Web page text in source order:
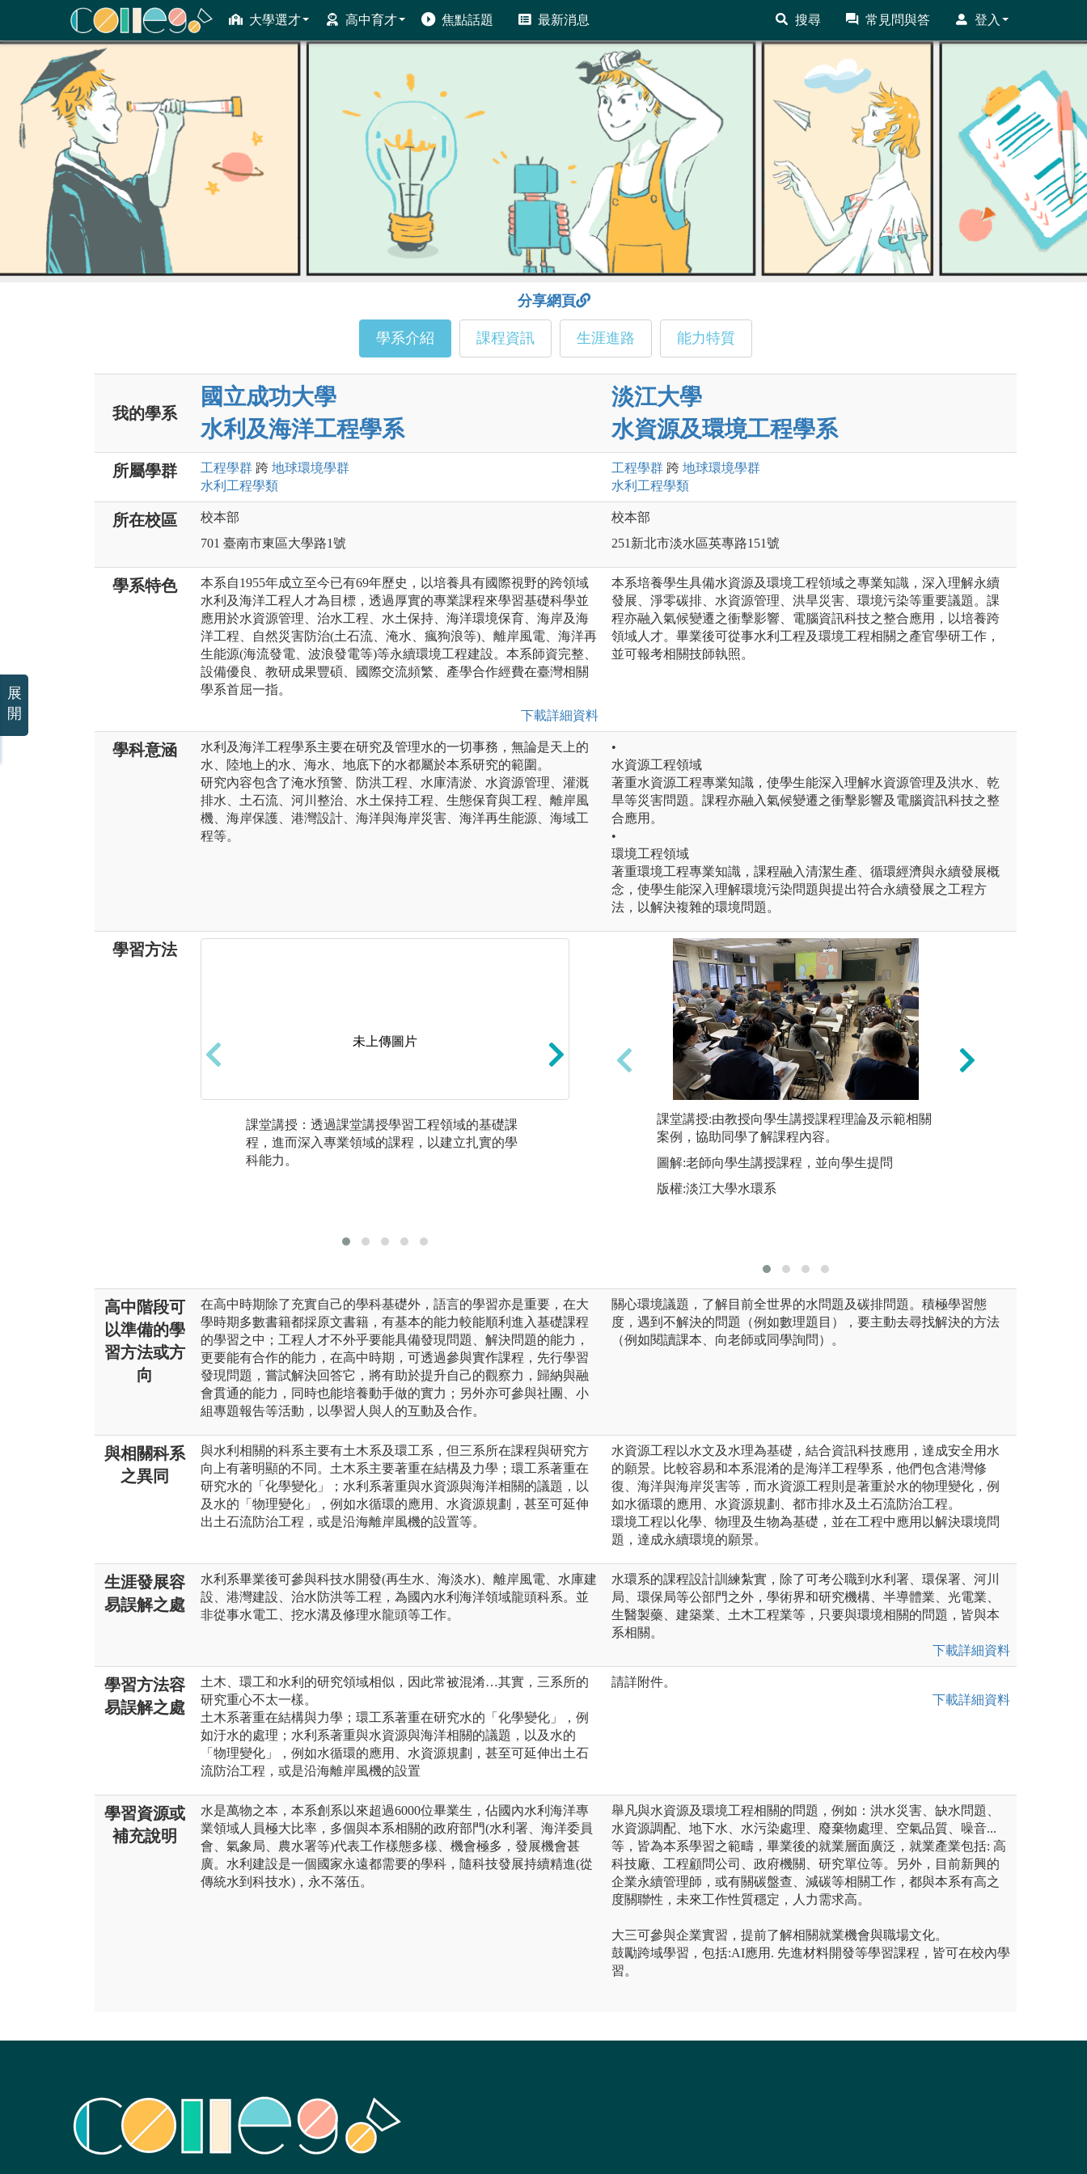
大學選才 高中育才 焦點話題 最新消息 搜尋 常見問與答 登入
ColleGo! 大學選才與高中育才輔助系統
分享網頁
學系介紹 課程資訊 生涯進路 能力特質
我的學系
國立成功大學
水利及海洋工程學系
淡江大學
水資源及環境工程學系
所屬學群 工程學群 跨 地球環境學群
水利工程學類
工程學群 跨 地球環境學群
水利工程學類
所在校區
校本部
701 臺南市東區大學路1號
校本部
251新北市淡水區英專路151號
學系特色
本系自1955年成立至今已有69年歷史，以培養具有國際視野的跨領域
水利及海洋工程人才為目標，透過厚實的專業課程來學習基礎科學並
應用於水資源管理、治水工程、水土保持、海洋環境保育、海岸及海
洋工程、自然災害防治(土石流、淹水、瘋狗浪等)、離岸風電、海洋再
生能源(海流發電、波浪發電等)等永續環境工程建設。本系師資完整、
設備優良、教研成果豐碩、國際交流頻繁、產學合作經費在臺灣相關
學系首屈一指。
下載詳細資料
本系培養學生具備水資源及環境工程領域之專業知識，深入理解永續
發展、淨零碳排、水資源管理、洪旱災害、環境污染等重要議題。課
程亦融入氣候變遷之衝擊影響、電腦資訊科技之整合應用，以培養跨
領域人才。畢業後可從事水利工程及環境工程相關之產官學研工作，
並可報考相關技師執照。
學科意涵
水利及海洋工程學系主要在研究及管理水的一切事務，無論是天上的
水、陸地上的水、海水、地底下的水都屬於本系研究的範圍。
研究內容包含了淹水預警、防洪工程、水庫清淤、水資源管理、灌溉
排水、土石流、河川整治、水土保持工程、生態保育與工程、離岸風
機、海岸保護、港灣設計、海洋與海岸災害、海洋再生能源、海域工
程等。
•
水資源工程領域
著重水資源工程專業知識，使學生能深入理解水資源管理及洪水、乾
旱等災害問題。課程亦融入氣候變遷之衝擊影響及電腦資訊科技之整
合應用。
•
環境工程領域
著重環境工程專業知識，課程融入清潔生產、循環經濟與永續發展概
念，使學生能深入理解環境污染問題與提出符合永續發展之工程方
法，以解決複雜的環境問題。
學習方法
未上傳圖片
課堂講授：透過課堂講授學習工程領域的基礎課
程，進而深入專業領域的課程，以建立扎實的學
科能力。
未上傳圖片
專題實作：學生尋找與自己興趣相符的議題(如河
川整治、生態保育、離岸風電、海洋再生能源
等)，與教授進行探討，並完成專題報告。透過探
力，瞭解研究流程，研究態度及研究方法，培養
課堂講授:由教授向學生講授課程理論及示範相關
案例，協助同學了解課程內容。
圖解:老師向學生講授課程，並向學生提問
版權:淡江大學水環系
高中階段可
以準備的學
習方法或方
向
在高中時期除了充實自己的學科基礎外，語言的學習亦是重要，在大
學時期多數書籍都採原文書籍，有基本的能力較能順利進入基礎課程
的學習之中；工程人才不外乎要能具備發現問題、解決問題的能力，
更要能有合作的能力，在高中時期，可透過參與實作課程，先行學習
發現問題，嘗試解決回答它，將有助於提升自己的觀察力，歸納與融
會貫通的能力，同時也能培養動手做的實力；另外亦可參與社團、小
組專題報告等活動，以學習人與人的互動及合作。
關心環境議題，了解目前全世界的水問題及碳排問題。積極學習態
度，遇到不解決的問題（例如數理題目），要主動去尋找解決的方法
（例如閱讀課本、向老師或同學詢問）。
與相關科系
之異同
與水利相關的科系主要有土木系及環工系，但三系所在課程與研究方
向上有著明顯的不同。土木系主要著重在結構及力學；環工系著重在
研究水的「化學變化」；水利系著重與水資源與海洋相關的議題，以
及水的「物理變化」，例如水循環的應用、水資源規劃，甚至可延伸
出土石流防治工程，或是沿海離岸風機的設置等。
水資源工程以水文及水理為基礎，結合資訊科技應用，達成安全用水
的願景。比較容易和本系混淆的是海洋工程學系，他們包含港灣修
復、海洋與海岸災害等，而水資源工程則是著重於水的物理變化，例
如水循環的應用、水資源規劃、都市排水及土石流防治工程。
環境工程以化學、物理及生物為基礎，並在工程中應用以解決環境問
題，達成永續環境的願景。
生涯發展容
易誤解之處
水利系畢業後可參與科技水開發(再生水、海淡水)、離岸風電、水庫建
設、港灣建設、治水防洪等工程，為國內水利海洋領域龍頭科系。並
非從事水電工、挖水溝及修理水龍頭等工作。
水環系的課程設計訓練紮實，除了可考公職到水利署、環保署、河川
局、環保局等公部門之外，學術界和研究機構、半導體業、光電業、
生醫製藥、建築業、土木工程業等，只要與環境相關的問題，皆與本
系相關。
下載詳細資料
學習方法容
易誤解之處
土木、環工和水利的研究領域相似，因此常被混淆…其實，三系所的
研究重心不太一樣。
土木系著重在結構與力學；環工系著重在研究水的「化學變化」，例
如汙水的處理；水利系著重與水資源與海洋相關的議題，以及水的
「物理變化」，例如水循環的應用、水資源規劃，甚至可延伸出土石
流防治工程，或是沿海離岸風機的設置
請詳附件。
下載詳細資料
學習資源或
補充說明
水是萬物之本，本系創系以來超過6000位畢業生，佔國內水利海洋專
業領域人員極大比率，多個與本系相關的政府部門(水利署、海洋委員
會、氣象局、農水署等)代表工作樣態多樣、機會極多，發展機會甚
廣。水利建設是一個國家永遠都需要的學科，隨科技發展持續精進(從
傳統水到科技水)，永不落伍。
舉凡與水資源及環境工程相關的問題，例如：洪水災害、缺水問題、
水資源調配、地下水、水污染處理、廢棄物處理、空氣品質、噪音...
等，皆為本系學習之範疇，畢業後的就業層面廣泛，就業產業包括: 高
科技廠、工程顧問公司、政府機關、研究單位等。另外，目前新興的
企業永續管理師，或有關碳盤查、減碳等相關工作，都與本系有高之
度關聯性，未來工作性質穩定，人力需求高。
大三可參與企業實習，提前了解相關就業機會與職場文化。
鼓勵跨域學習，包括:AI應用. 先進材料開發等學習課程，皆可在校內學
習。
展
開